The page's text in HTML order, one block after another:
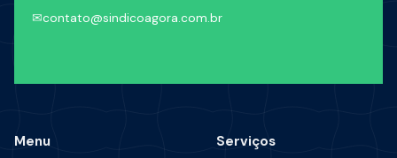
✉contato@sindicoagora.com.br
Menu Serviços